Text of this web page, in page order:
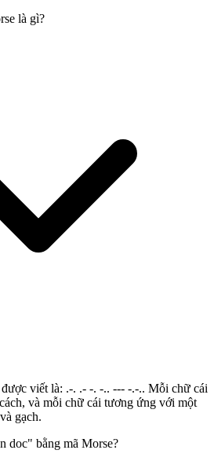
là gì?
viết là: .-. .- -. -.. --- -.-.. Mỗi chữ cái
và mỗi chữ cái tương ứng với một
gạch.
doc" bằng mã Morse?